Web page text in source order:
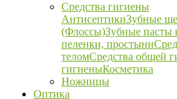
Средства гигиены
АнтисептикиЗубные
(Флоссы)Зубные пасты
пеленки, простыни
теломСредства общей
гигиеныКосметика
Ножницы
Оптика